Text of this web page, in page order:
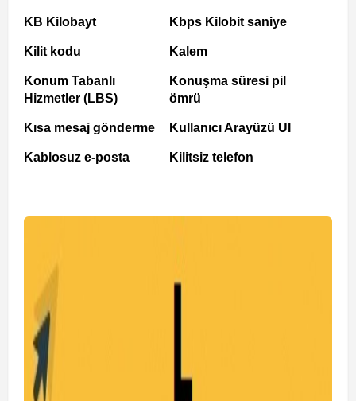
KB Kilobayt
Kilit kodu
Konum Tabanlı
Hizmetler (LBS)
Kısa mesaj gönderme
Kablosuz e-posta
Kbps Kilobit saniye
Kalem
Konuşma süresi pil
ömrü
Kullanıcı Arayüzü UI
Kilitsiz telefon